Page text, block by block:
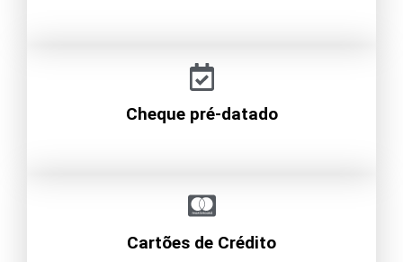
Cartões de Crédito
Cheque pré-datado